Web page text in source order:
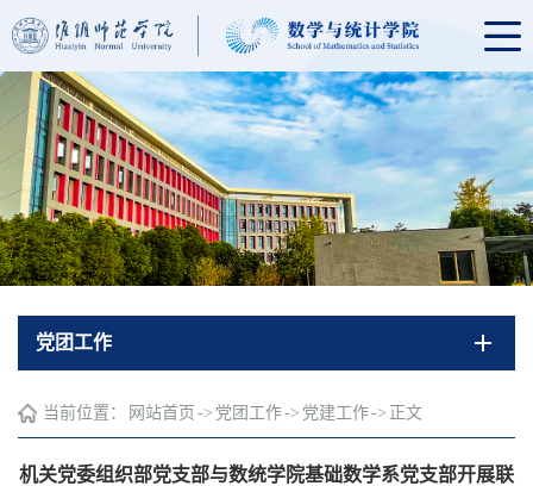
党团工作
当前位置： 网站首页 -> 党团工作-> 党建工作-> 正文
机关党委组织部党支部与数统学院基础数学系党支部开展联